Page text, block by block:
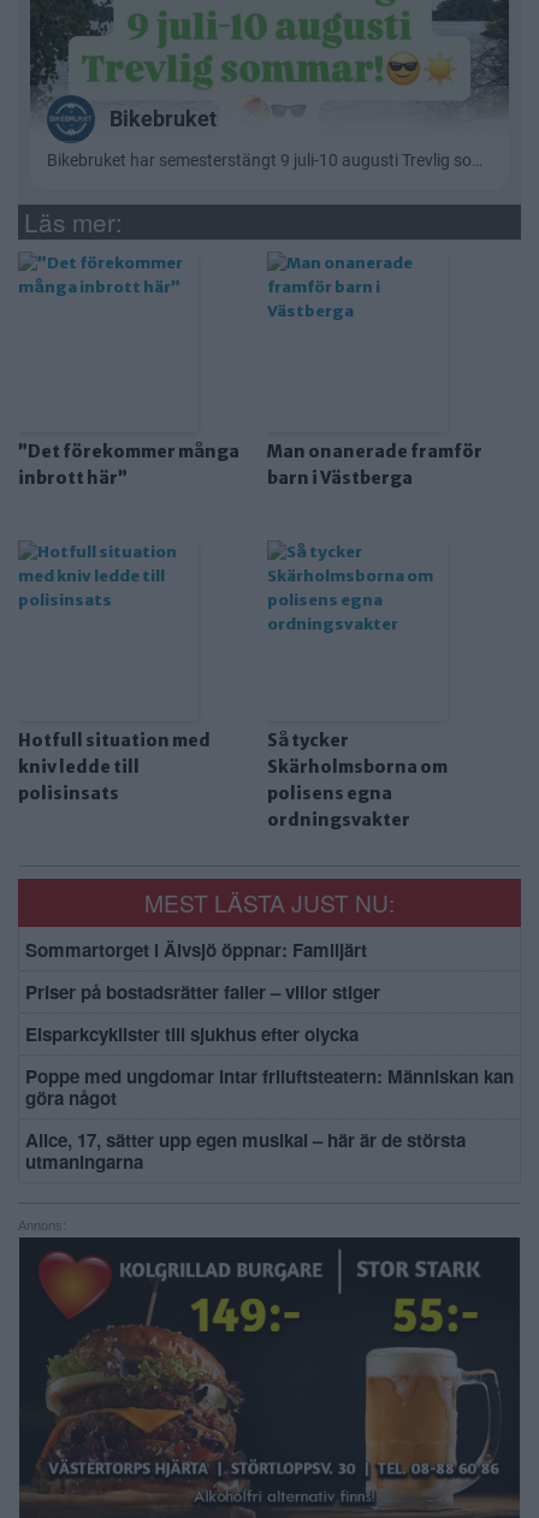
Läs mer:
”Det förekommer många
inbrott här”
Man onanerade framför
barn i Västberga
Hotfull situation med
kniv ledde till
polisinsats
Så tycker
Skärholmsborna om
polisens egna
ordningsvakter
MEST LÄSTA JUST NU:
Sommartorget i Älvsjö öppnar: Familjärt
Priser på bostadsrätter faller – villor stiger
Elsparkcyklister till sjukhus efter olycka
Poppe med ungdomar intar friluftsteatern: Människan kan
göra något
Alice, 17, sätter upp egen musikal – här är de största
utmaningarna
Annons: